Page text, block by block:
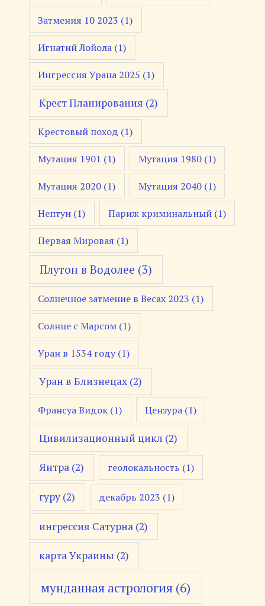
Затмения 10 2023 (1)
Игнатий Лойола (1)
Ингрессия Урана 2025 (1)
Крест Планирования (2)
Крестовый поход (1)
Мутация 1901 (1) Мутация 1980 (1)
Мутация 2020 (1) Мутация 2040 (1)
Нептун (1) Париж криминальный (1)
Первая Мировая (1)
Плутон в Водолее (3)
Солнечное затмение в Весах 2023 (1)
Солнце с Марсом (1)
Уран в 1534 году(1)
Уран в Близнецах(2)
Франсуа Видок (1) Цензура (1)
Цивилизационный цикл (2)
Янтра(2) геолокальность (1)
гуру(2) декабрь 2023 (1)
ингрессия Сатурна (2)
карта Украины (2)
мунданная астрология(6)